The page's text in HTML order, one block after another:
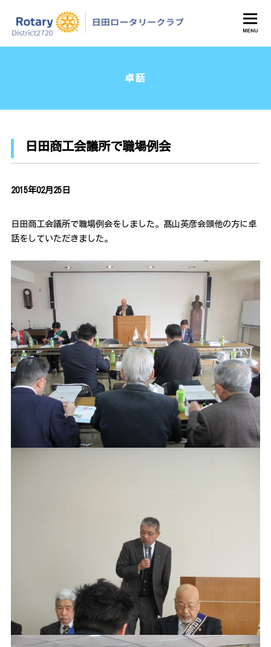
日田ロータリークラブ
卓話
日田商工会議所で職場例会
2015年02月25日
日田商工会議所で職場例会をしました。髙山英彦会頭他の方に卓
話をしていただきました。